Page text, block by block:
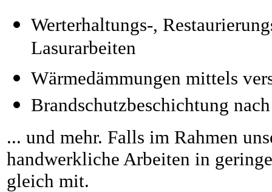
Werterhaltungs-,
Lasurarbeiten
Wärmedämmungen mittels
Brandschutzbeschichtung
... und mehr. Falls im Rahmen
handwerkliche Arbeiten in
gleich mit.